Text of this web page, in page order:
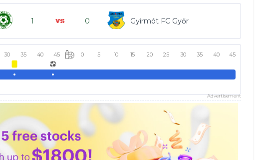
1 0 Gyirmót FC Győr
30 35 40 45 0 5 10 15 20 25 30 35 40 45
Advertisement